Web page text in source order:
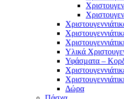
Υλικά
Υφάσματα –
Δώρα